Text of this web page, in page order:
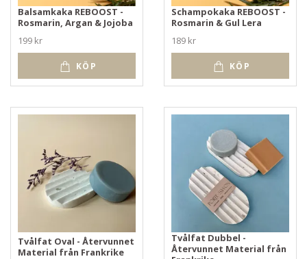
Balsamkaka REBOOST -
Rosmarin, Argan & Jojoba
199 kr
KÖP
Schampokaka REBOOST -
Rosmarin & Gul Lera
189 kr
KÖP
Tvålfat Oval - Återvunnet
Material från Frankrike
Tvålfat Dubbel -
Återvunnet Material från